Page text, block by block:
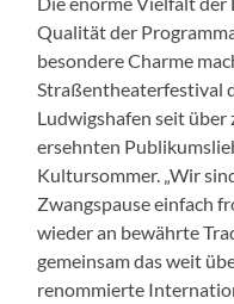
Qualität der
besondere Charme
Straßentheaterfestival
Ludwigshafen seit über
ersehnten
Kultursommer. „Wir
Zwangspause einfach
wieder an bewährte
gemeinsam das weit
renommierte